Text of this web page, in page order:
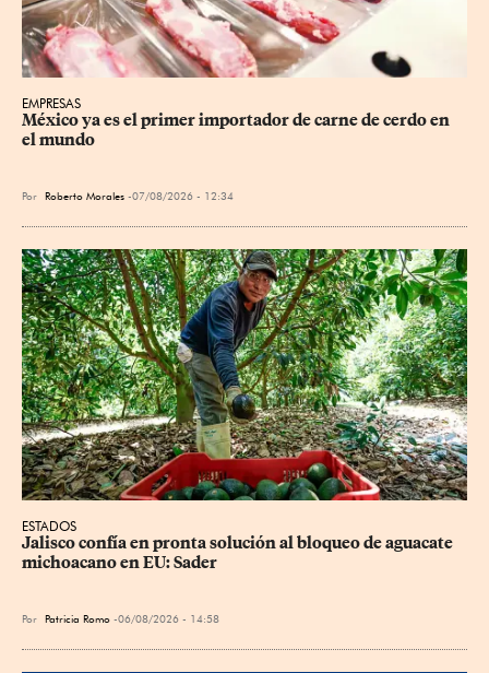
EMPRESAS
México ya es el primer importador de carne de cerdo en
el mundo
Por Roberto Morales 07/08/2026 - 12:34
ESTADOS
Jalisco confía en pronta solución al bloqueo de aguacate
michoacano en EU: Sader
Por Patricia Romo 06/08/2026 - 14:58